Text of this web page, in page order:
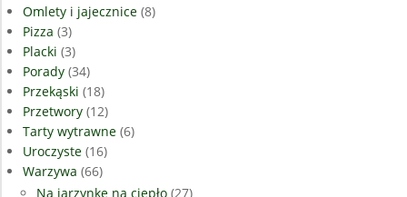
Omlety i jajecznice (8)
Pizza (3)
Placki (3)
Porady (34)
Przekąski (18)
Przetwory (12)
Tarty wytrawne (6)
Uroczyste (16)
Warzywa (66)
Na jarzynkę na ciepło (27)